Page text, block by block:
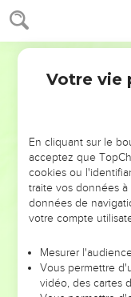
Romains 5
plutôt la grâce de
plusieurs, par la
seul qui a péché ?
condamnation, -mais
Car si, par la faute
beaucoup plutôt
et du don de la
Jésus Christ) ;
ainsi donc,
condamnation, ainsi
conséquences de
Votre vie
En cliquant sur le
acceptez que
cookies ou
traite vos données
données de
votre compte
Mesurer
Vous permettre
vidéo, des cartes